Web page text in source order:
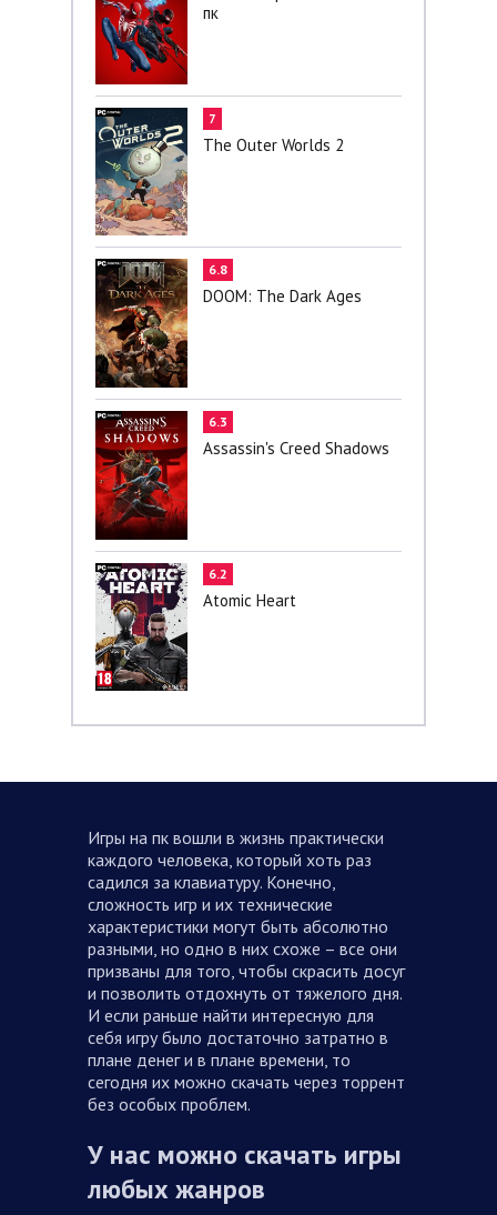
пк
7
The Outer Worlds 2
6.8
DOOM: The Dark Ages
6.3
Assassin's Creed Shadows
6.2
Atomic Heart
Игры на пк вошли в жизнь практически
каждого человека, который хоть раз
садился за клавиатуру. Конечно,
сложность игр и их технические
характеристики могут быть абсолютно
разными, но одно в них схоже – все они
призваны для того, чтобы скрасить досуг
и позволить отдохнуть от тяжелого дня.
И если раньше найти интересную для
себя игру было достаточно затратно в
плане денег и в плане времени, то
сегодня их можно скачать через торрент
без особых проблем.
У нас можно скачать игры
любых жанров